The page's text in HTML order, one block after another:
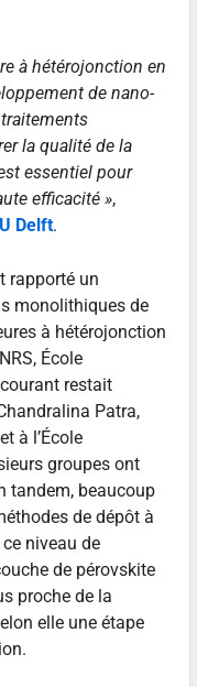
à hétérojonction en
de nano-
la qualité de la
essentiel pour
efficacité »,
Delft.
rapporté un
monolithiques de
à hétérojonction
École
restait
Patra,
à l’École
groupes ont
tandem, beaucoup
de dépôt à
niveau de
de pérovskite
proche de la
elle une étape